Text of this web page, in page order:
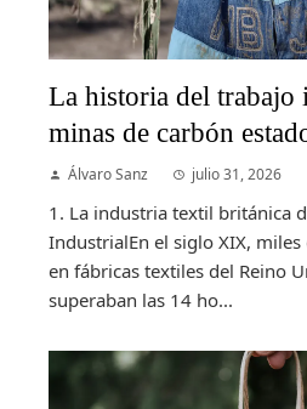
La historia del trabajo
minas de carbón
Álvaro Sanz julio 31, 2026
1. La industria textil británica
IndustrialEn el siglo XIX,
en fábricas textiles del Reino
superaban las 14 ho...